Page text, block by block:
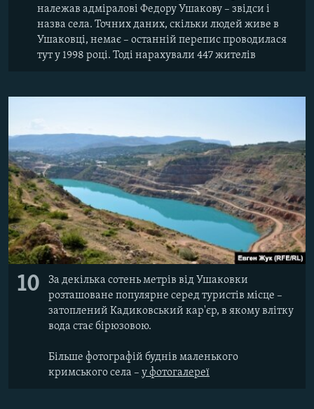
належав адміралові Федору Ушакову – звідси і
назва села. Точних даних, скільки людей живе в
Ушаковці, немає – останній перепис проводилася
тут у 1998 році. Тоді нарахували 447 жителів
10
За декілька сотень метрів від Ушаковки
розташоване популярне серед туристів місце –
затоплений Кадиковський кар'єр, в якому влітку
вода стає бірюзовою.
Більше фотографій буднів маленького
кримського села – у фотогалереї​